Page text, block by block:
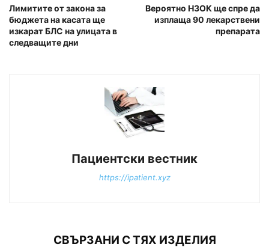
Лимитите от закона за
бюджета на касата ще
изкарат БЛС на улицата в
следващите дни
Вероятно НЗОК ще спре да
изплаща 90 лекарствени
препаратa
Пациентски вестник
https://ipatient.xyz
СВЪРЗАНИ С ТЯХ ИЗДЕЛИЯ